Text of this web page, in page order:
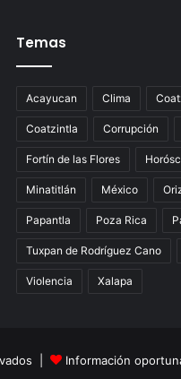
Temas
Acayucan Clima
Coatzintla Corrupción
Fortín de las Flores
Minatitlán México
Papantla Poza Rica
Tuxpan de Rodríguez Cano
Violencia Xalapa
| Información